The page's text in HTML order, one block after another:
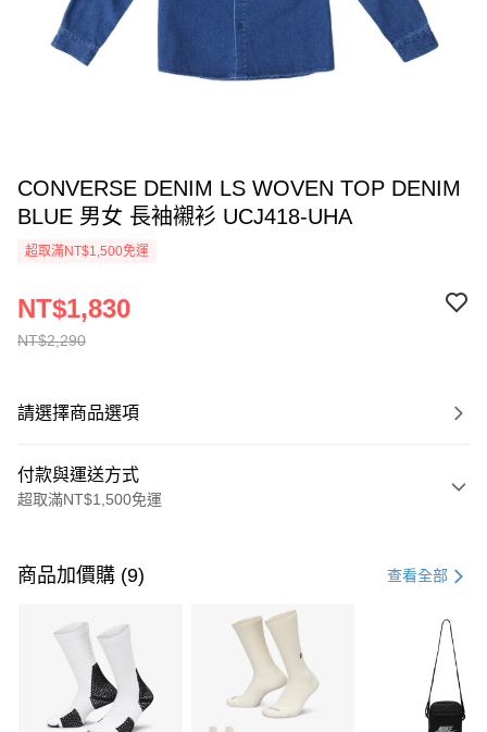
CONVERSE DENIM LS WOVEN TOP DENIM
BLUE 男女 長袖襯衫 UCJ418-UHA
超取滿NT$1,500免運
NT$2,290
NT$1,830
請選擇商品選項
付款與運送方式
超取滿NT$1,500免運
信用卡一次付款
3 期 0 利率 每期 21家銀行
合作金庫商業銀行
第一商業銀行
華南商業銀行
彰化商業銀行
上海商業儲蓄銀行
商品加價購 (9) 查看全部